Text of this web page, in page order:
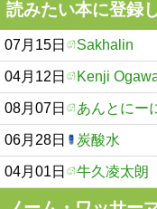
読みたい本に登録
07月15日 Sakhalin
04月12日 Kenji
08月07日 あんとにー
06月28日 炭酸水
04月01日 牛久凌太朗